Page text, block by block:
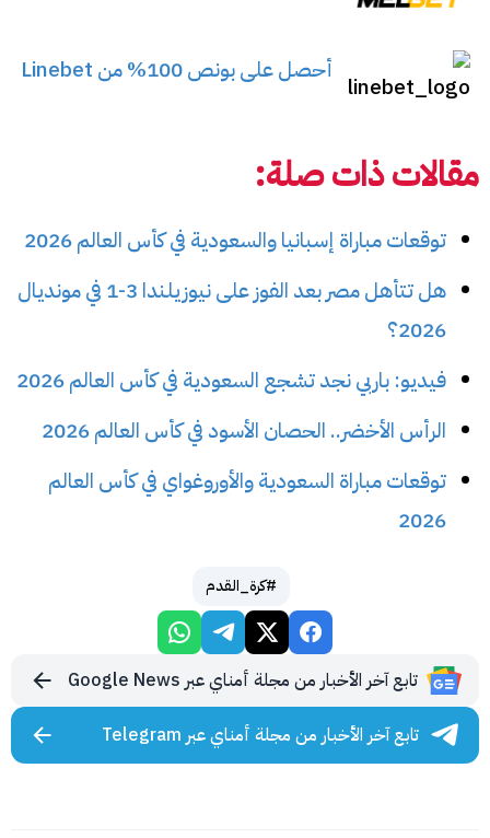
أحصل على بونص 100% من Linebet
مقالات ذات صلة:
توقعات مباراة إسبانيا والسعودية في كأس العالم 2026
هل تتأهل مصر بعد الفوز على نيوزيلندا 3-1 في مونديال
2026؟
فيديو: باربي نجد تشجع السعودية في كأس العالم 2026
الرأس الأخضر.. الحصان الأسود في كأس العالم 2026
توقعات مباراة السعودية والأوروغواي في كأس العالم
2026
#كرة_القدم
تابع آخر الأخبار من مجلة أمناي عبر Google News
تابع آخر الأخبار من مجلة أمناي عبر Telegram